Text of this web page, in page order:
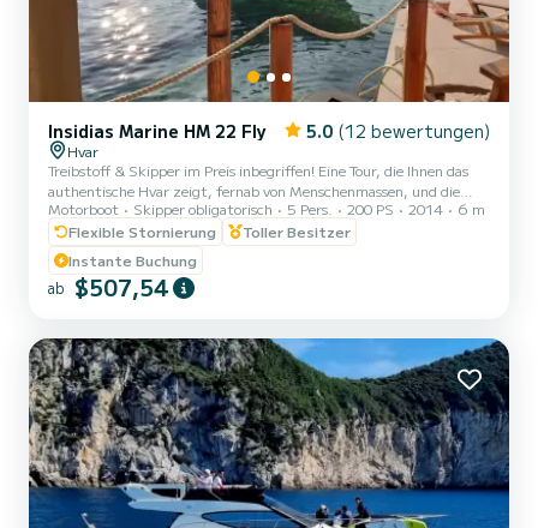
Insidias Marine HM 22 Fly 5.0 (12 bewertungen)
Hvar
Treibstoff & Skipper im Preis inbegriffen! Eine Tour, die Ihnen das
authentische Hvar zeigt, fernab von Menschenmassen, und die
SCHÖNSTEN STRÄNDE VON HVAR offenbart, darunter die
atemberaubenden ROTEN FELSEN (Crvene stijene) und die
PAKLENI INSELN, erstaunliche SCHNORCHELPLÄTZE und vieles
mehr. *DAS ITINERAR:* SÜDKÜSTE VON HVAR & PAKLENI
INSELN: • LUČIŠĆA – eine sanfte und ruhige Bucht mit
Motorboot Skipper obligatorisch 5 Pers. 200 PS 2014
6 m
Flexible Stornierung
Toller Besitzer
Instante Buchung
ab $507,54